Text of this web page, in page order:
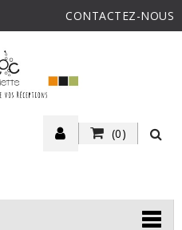
CONTACTEZ-NOUS
(0)